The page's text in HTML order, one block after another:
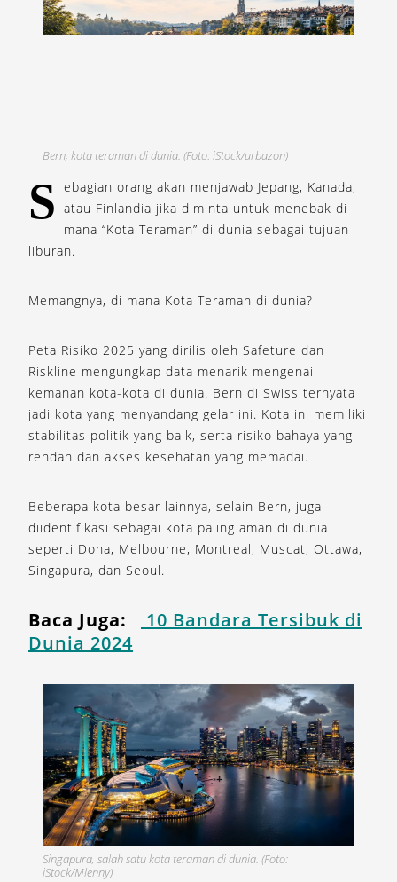
Bern, kota teraman di dunia. (Foto: iStock/urbazon)
S ebagian orang akan menjawab Jepang, Kanada,
atau Finlandia jika diminta untuk menebak di
mana “Kota Teraman” di dunia sebagai tujuan
liburan.
Memangnya, di mana Kota Teraman di dunia?
Peta Risiko 2025 yang dirilis oleh Safeture dan
Riskline mengungkap data menarik mengenai
kemanan kota-kota di dunia. Bern di Swiss ternyata
jadi kota yang menyandang gelar ini. Kota ini memiliki
stabilitas politik yang baik, serta risiko bahaya yang
rendah dan akses kesehatan yang memadai.
Beberapa kota besar lainnya, selain Bern, juga
diidentifikasi sebagai kota paling aman di dunia
seperti Doha, Melbourne, Montreal, Muscat, Ottawa,
Singapura, dan Seoul.
Baca Juga:
10 Bandara Tersibuk di
Dunia 2024
Singapura, salah satu kota teraman di dunia. (Foto:
iStock/Mlenny)